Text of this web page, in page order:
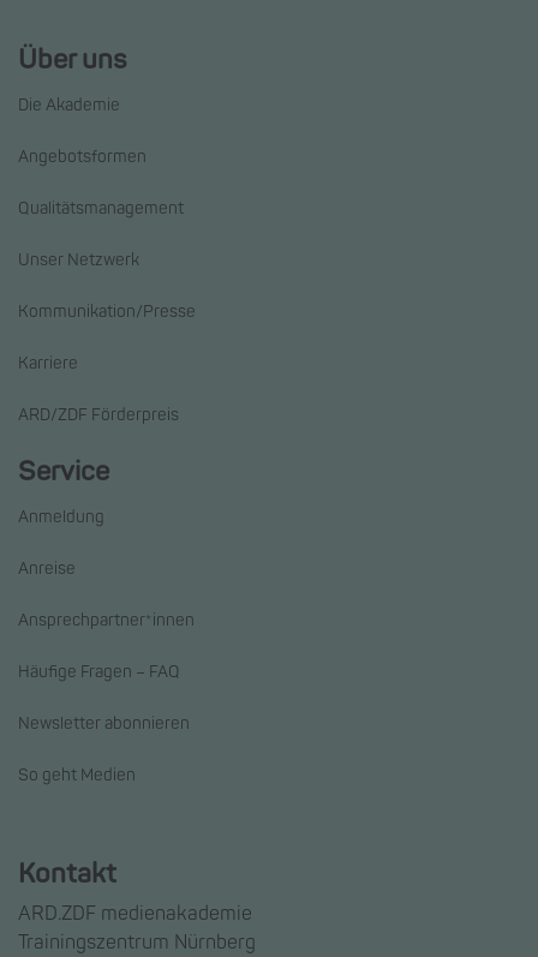
Über uns
Die Akademie
Angebotsformen
Qualitätsmanagement
Unser Netzwerk
Kommunikation/Presse
Karriere
ARD/ZDF Förderpreis
Service
Anmeldung
Anreise
Ansprechpartner*innen
Häufige Fragen – FAQ
Newsletter abonnieren
So geht Medien
Kontakt
ARD.ZDF medienakademie
Trainingszentrum Nürnberg